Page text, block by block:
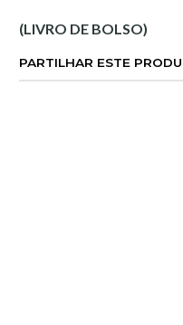
(LIVRO DE BOLSO)
PARTILHAR ESTE